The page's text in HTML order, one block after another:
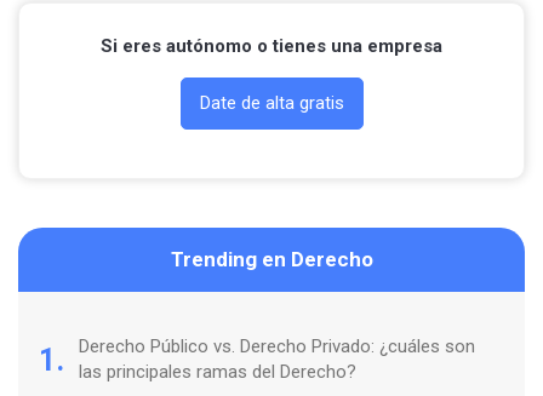
Si eres autónomo o tienes una empresa
Date de alta gratis
Trending en Derecho
1.
Derecho Público vs. Derecho Privado: ¿cuáles son
las principales ramas del Derecho?